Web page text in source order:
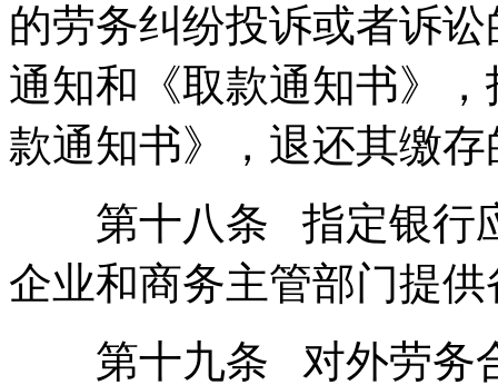
的劳务纠纷投诉或者诉
通知和《取款通知书》
款通知书》，退还其缴
第十八条 指定银行应
企业和商务主管部门提
第十九条 对外劳务合